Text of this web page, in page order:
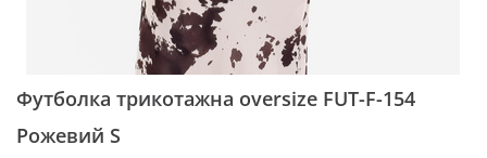
Футболка трикотажна oversize FUT-F-154
Рожевий S